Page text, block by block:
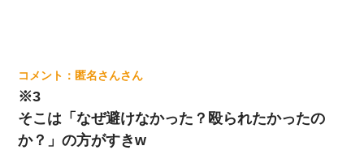
匿名さん
※3
そこは「なぜ避けなかった？殴られたかったの
か？」の方がすきw